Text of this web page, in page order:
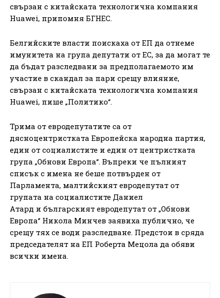
свързан с китайската технологична компания
Huawei, припомня БГНЕС.
Белгийските власти поискаха от ЕП да отнеме
имунитета на група депутати от ЕС, за да могат те
да бъдат разследвани за предполагаемото им
участие в скандал за пари срещу влияние,
свързан с китайската технологична компания
Huawei, пише „Политико“.
Трима от евродепутатите са от
дясноцентристката Европейска народна партия,
един от социалистите и един от центристката
група „Обнови Европа“. Въпреки че пълният
списък с имена не беше потвърден от
Парламента, малтийският евродепутат от
групата на социалистите Даниел
Атард и българският евродепутат от „Обнови
Европа“ Никола Минчев заявиха публично, че
срещу тях се води разследване. Предстои в сряда
председателят на ЕП Роберта Мецола да обяви
всички имена.